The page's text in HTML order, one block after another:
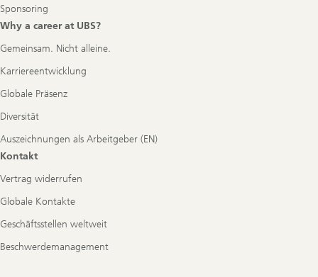
Sponsoring
Why a career at UBS?
Gemeinsam. Nicht alleine.
Karriereentwicklung
Globale Präsenz
Diversität
Auszeichnungen als Arbeitgeber (EN)
Kontakt
Vertrag widerrufen
Globale Kontakte
Geschäftsstellen weltweit
Beschwerdemanagement